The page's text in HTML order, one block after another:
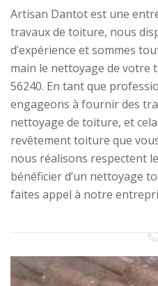
Artisan Dantot est une
travaux de toiture, nous
d’expérience et sommes
main le nettoyage de votre
56240. En tant que
engageons à fournir des
nettoyage de toiture, et
revêtement toiture que
nous réalisons respectent
bénéficier d’un nettoyage
faites appel à notre